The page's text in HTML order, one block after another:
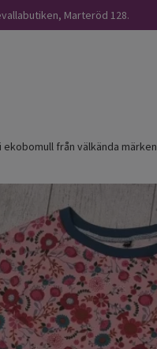
Marteröd 128.
ekobomull från välkända märken